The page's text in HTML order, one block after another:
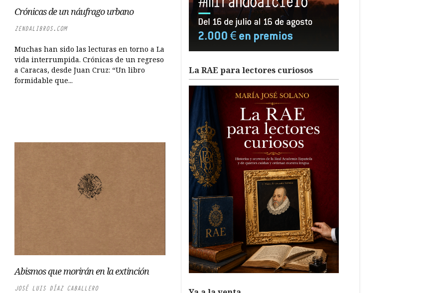
Crónicas de un náufrago urbano
ZENDALIBROS.COM
Muchas han sido las lecturas en torno a La
vida interrumpida. Crónicas de un regreso
a Caracas, desde Juan Cruz: “Un libro
formidable que...
Abismos que morirán en la extinción
JOSÉ LUIS DÍAZ CABALLERO
La RAE para lectores curiosos